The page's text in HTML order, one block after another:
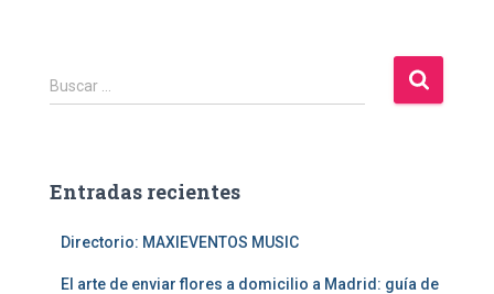
B
u
r
Buscar …
Entradas recientes
Directorio: MAXIEVENTOS MUSIC
El arte de enviar flores a domicilio a Madrid: guía de